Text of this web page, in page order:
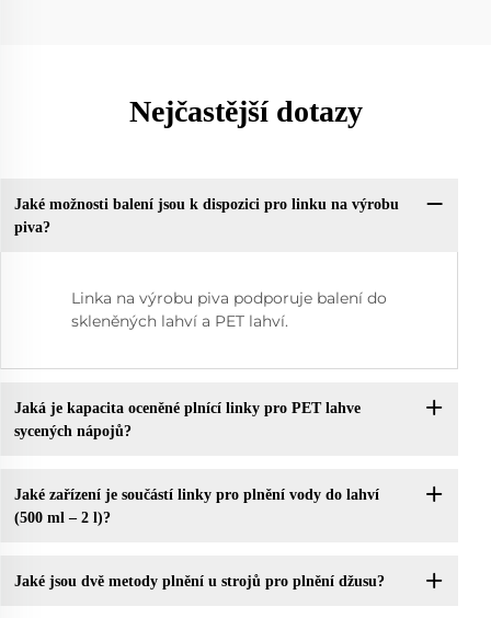
Nejčastější dotazy
Jaké možnosti balení jsou k dispozici pro linku na výrobu
piva?
Linka na výrobu piva podporuje balení do
skleněných lahví a PET lahví.
Jaká je kapacita oceněné plnící linky pro PET lahve
sycených nápojů?
Jaké zařízení je součástí linky pro plnění vody do lahví
(500 ml – 2 l)?
Jaké jsou dvě metody plnění u strojů pro plnění džusu?